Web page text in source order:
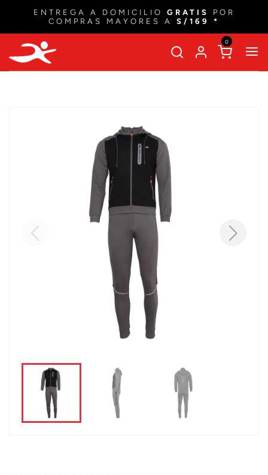
ENTREGA A DOMICILIO GRATIS
POR
COMPRAS MAYORES A S/169 *
0